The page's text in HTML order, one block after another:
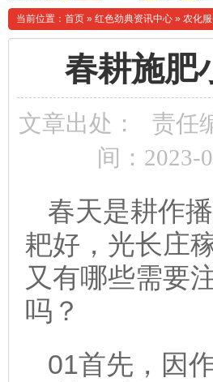
当前位置： 首页 » 红色劲典资讯中心 » 农化
春耕施肥
文章出处： 责任
间：2023-
春天是耕作
耙好，光长庄
又有哪些需要
吗？
01首先，因